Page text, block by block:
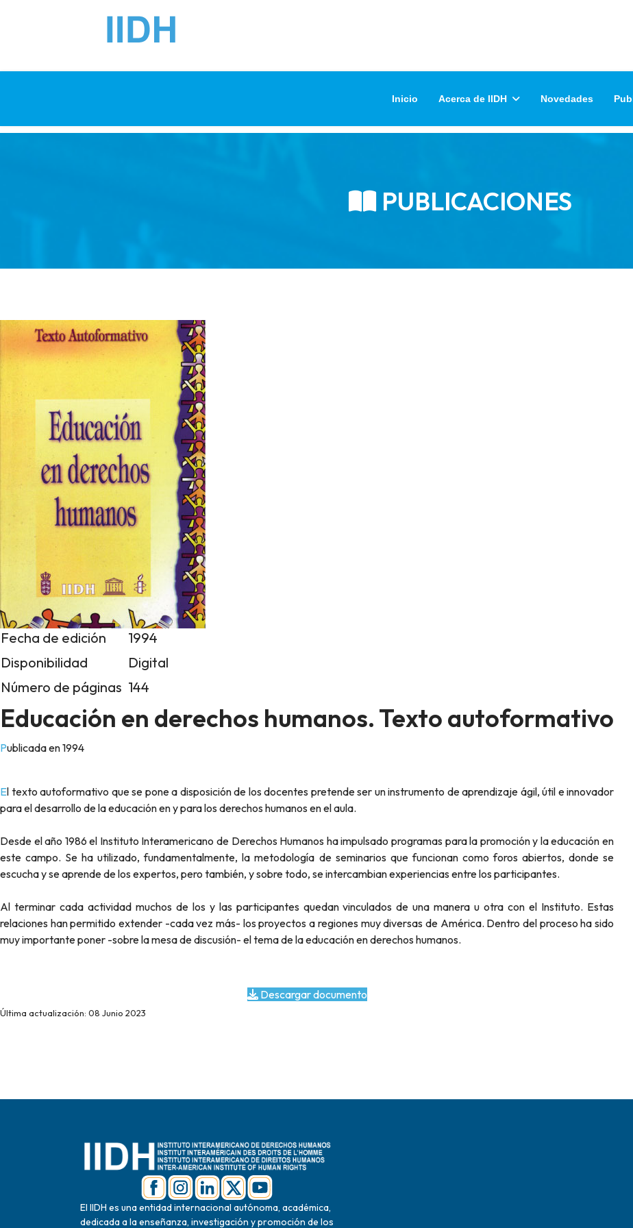
Inicio Acerca de IIDH Novedades
PUBLICACIONES
Fecha de edición
1994
Disponibilidad
Digital
Número de páginas 144
Educación en derechos humanos. Texto autoformativo
Publicada en 1994
El texto autoformativo que se pone a disposición de los docentes pretende ser un instrumento de aprendizaje ágil, útil e innovador
para el desarrollo de la educación en y para los derechos humanos en el aula.
Desde el año 1986 el Instituto Interamericano de Derechos Humanos ha impulsado programas para la promoción y la educación en
este campo. Se ha utilizado, fundamentalmente, la metodología de seminarios que funcionan como foros abiertos, donde se
escucha y se aprende de los expertos, pero también, y sobre todo, se intercambian experiencias entre los participantes.
Al terminar cada actividad muchos de los y las participantes quedan vinculados de una manera u otra con el Instituto. Estas
relaciones han permitido extender -cada vez más- los proyectos a regiones muy diversas de América. Dentro del proceso ha sido
muy importante poner -sobre la mesa de discusión- el tema de la educación en derechos humanos.
Descargar documento
Última actualización: 08 Junio 2023
El IIDH es una entidad internacional autónoma, académica,
dedicada a la enseñanza, investigación y promoción de los